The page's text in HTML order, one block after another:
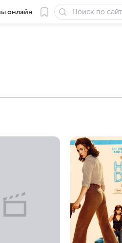
онлайн